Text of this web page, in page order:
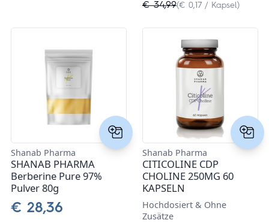
€ 34,99(€ 0,17 / Kapsel)
Shanab Pharma
SHANAB PHARMA
Berberine Pure 97%
Pulver 80g
€ 28,36
Shanab Pharma
CITICOLINE CDP
CHOLINE 250MG 60
KAPSELN
Hochdosiert & Ohne
Zusätze